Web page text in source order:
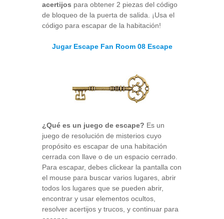
acertijos para obtener 2 piezas del código
de bloqueo de la puerta de salida. ¡Usa el
código para escapar de la habitación!
Jugar Escape Fan Room 08 Escape
¿Qué es un juego de escape? Es un
juego de resolución de misterios cuyo
propósito es escapar de una habitación
cerrada con llave o de un espacio cerrado.
Para escapar, debes clickear la pantalla con
el mouse para buscar varios lugares, abrir
todos los lugares que se pueden abrir,
encontrar y usar elementos ocultos,
resolver acertijos y trucos, y continuar para